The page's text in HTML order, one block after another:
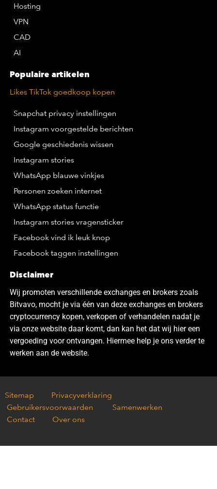
Hosting
VPN
CAD
AI
Populaire artikelen
Likes TikTok goedkoop kopen
Snapchat privacy instellingen
Instagram voorgestelde berichten
Google geschiedenis wissen
Instagram stories
WhatsApp blauwe vinkjes
Personen zoeken internet
WhatsApp status functie
Instagram stories vragensticker
Facebook vind ik leuk knop
Facebook taggen instellingen
Disclaimer
Wij promoten verschillende exchanges en brokers zoals
Bitvavo, mocht je via één van deze exchanges en brokers
cryptocurrency kopen, verkopen of verhandelen nadat je
via onze website daar komt, dan kan het dat wij hier een
vergoeding voor ontvangen. Hiermee help je ons verder te
werken aan de website.
Sitemap
Privacyverklaring
Gebruikersvoorwaarden
Samenwerken
Contact
Over ons